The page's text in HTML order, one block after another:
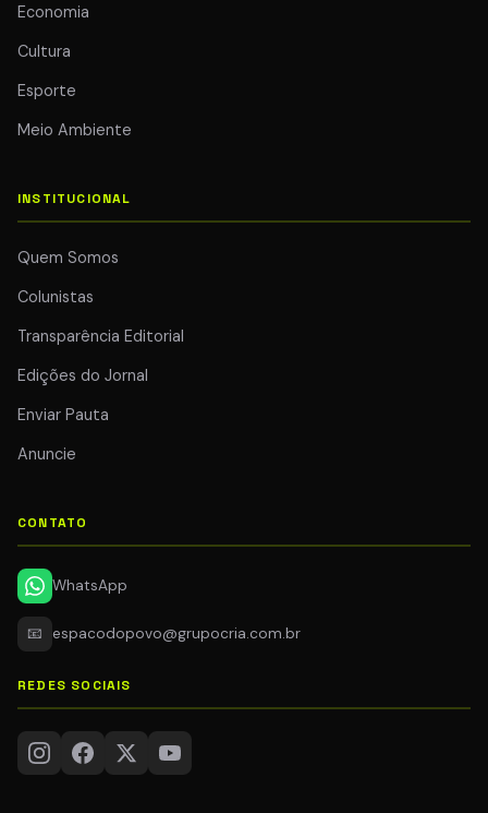
Economia
Cultura
Esporte
Meio Ambiente
INSTITUCIONAL
Quem Somos
Colunistas
Transparência Editorial
Edições do Jornal
Enviar Pauta
Anuncie
CONTATO
WhatsApp
📧 espacodopovo@grupocria.com.br
REDES SOCIAIS